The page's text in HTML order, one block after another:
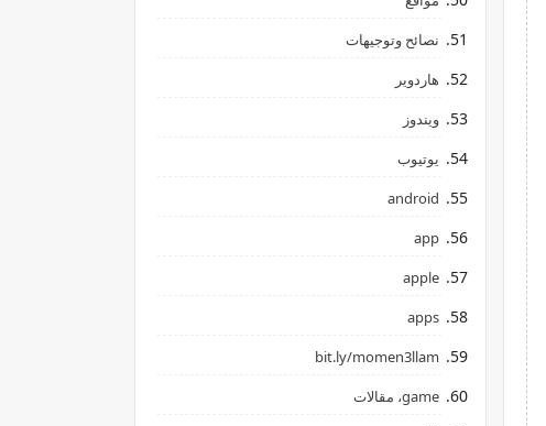
نصائح وتوجيهات
هاردوير
ويندوز
يوتيوب
android
app
apple
apps
bit.ly/momen3llam
game، مقالات